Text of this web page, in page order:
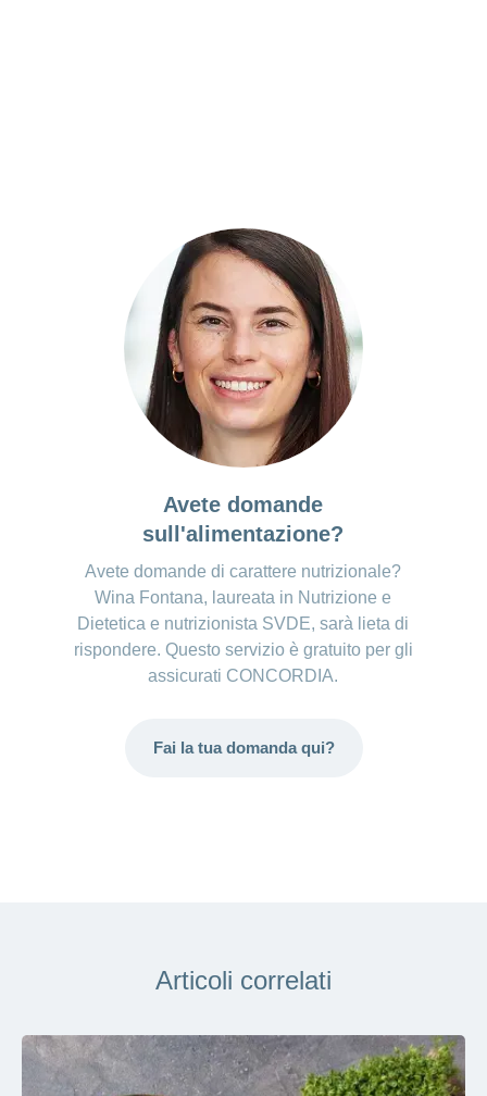
Avete domande
sull'alimentazione?
Avete domande di carattere nutrizionale?
Wina Fontana, laureata in Nutrizione e
Dietetica e nutrizionista SVDE, sarà lieta di
rispondere. Questo servizio è gratuito per gli
assicurati CONCORDIA.
Fai la tua domanda qui?
Articoli correlati